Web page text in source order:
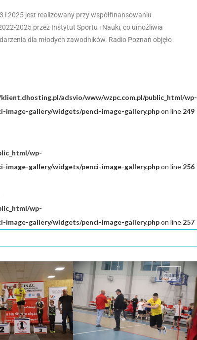
i 2025 jest realizowany przy współfinansowaniu
2025 przez Instytut Sportu i Nauki, co umożliwia
dla młodych zawodników. Radio Poznań objęło
adsvio/www/wzpc.com.pl/public_html/wp-
gallery/widgets/penci-image-gallery.phpon line 249
wp-
gallery/widgets/penci-image-gallery.phpon line 256
wp-
gallery/widgets/penci-image-gallery.phpon line 257